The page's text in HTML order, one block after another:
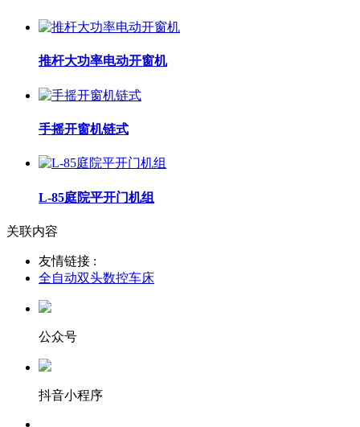
推杆大功率电动开窗机
手摇开窗机链式
L-85庭院平开门机组
关联内容
友情链接 :
全自动双头数控车床
公众号
抖音小程序